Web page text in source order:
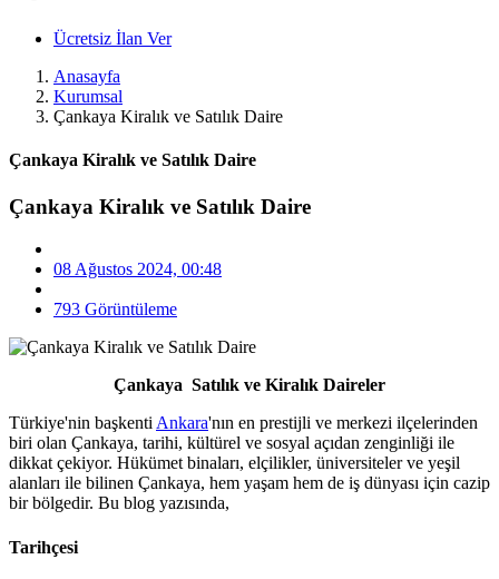
Ücretsiz İlan Ver
Anasayfa
Kurumsal
Çankaya Kiralık ve Satılık Daire
Çankaya Kiralık ve Satılık Daire
Çankaya Kiralık ve Satılık Daire
08 Ağustos 2024, 00:48
793 Görüntüleme
Çankaya Satılık ve Kiralık Daireler
Türkiye'nin başkenti Ankara'nın en prestijli ve merkezi ilçelerinden
biri olan Çankaya, tarihi, kültürel ve sosyal açıdan zenginliği ile
dikkat çekiyor. Hükümet binaları, elçilikler, üniversiteler ve yeşil
alanları ile bilinen Çankaya, hem yaşam hem de iş dünyası için cazip
bir bölgedir. Bu blog yazısında,
Tarihçesi